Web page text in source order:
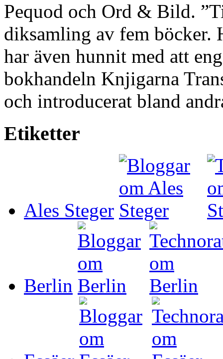
Pequod och Ord & Bild.
diksamling av fem böcker.
har även hunnit med att
bokhandeln Knjigarna
och introducerat bland
Etiketter
Ales Steger
Berlin